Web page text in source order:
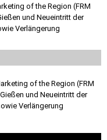
of the Region (FRM
und Neueintritt der
Verlängerung
of the Region (FRM
und Neueintritt der
Verlängerung